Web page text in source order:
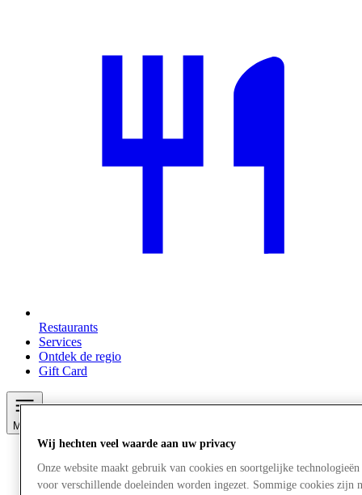
Restaurants
Services
Ontdek de regio
Gift Card
Meer
Wij hechten veel waarde aan uw privacy
Onze website maakt gebruik van cookies en soortgelijke
voor verschillende doeleinden worden ingezet. Sommige cookies zijn